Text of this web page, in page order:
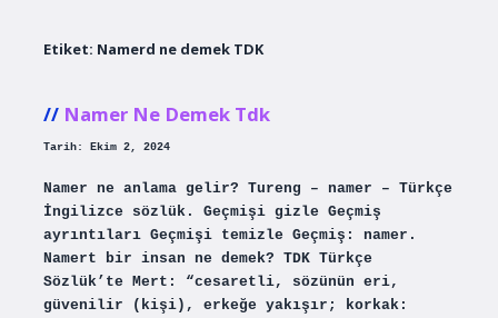
Etiket: Namerd ne demek TDK
Namer Ne Demek Tdk
Tarih: Ekim 2, 2024
Namer ne anlama gelir? Tureng – namer – Türkçe
İngilizce sözlük. Geçmişi gizle Geçmiş
ayrıntıları Geçmişi temizle Geçmiş: namer.
Namert bir insan ne demek? TDK Türkçe
Sözlük’te Mert: “cesaretli, sözünün eri,
güvenilir (kişi), erkeğe yakışır; korkak: